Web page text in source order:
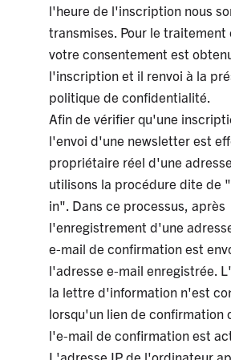
l'heure de l'inscription nous
transmises. Pour le traitement
votre consentement est
l'inscription et il renvoi à la
politique de confidentialité.
Afin de vérifier qu'une
l'envoi d'une newsletter est
propriétaire réel d'une
utilisons la procédure dite de
in". Dans ce processus, après
l'enregistrement d'une
e-mail de confirmation est
l'adresse e-mail enregistrée.
la lettre d'information n'est
lorsqu'un lien de confirmation
l'e-mail de confirmation est
L'adresse IP de l'ordinateur